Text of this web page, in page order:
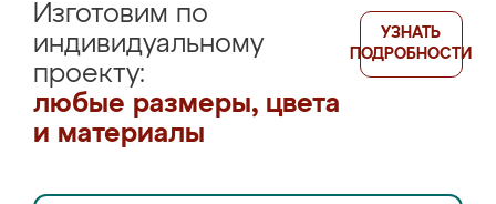
Изготовим по
индивидуальному
проекту:
любые размеры, цвета
и материалы
УЗНАТЬ
ПОДРОБНОСТИ